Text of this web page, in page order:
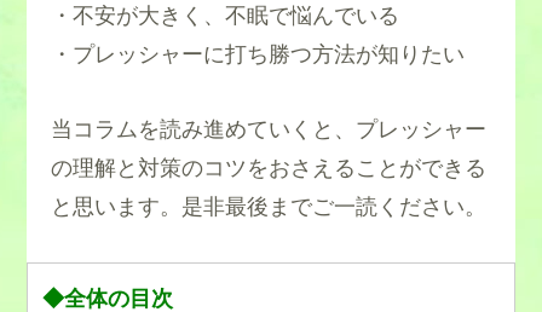
・不安が大きく、不眠で悩んでいる
・プレッシャーに打ち勝つ方法が知りたい
当コラムを読み進めていくと、プレッシャー
の理解と対策のコツをおさえることができる
と思います。是非最後までご一読ください。
◆全体の目次